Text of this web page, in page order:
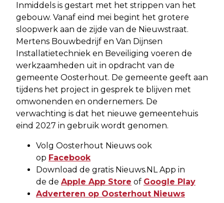
Inmiddels is gestart met het strippen van het
gebouw. Vanaf eind mei begint het grotere
sloopwerk aan de zijde van de Nieuwstraat.
Mertens Bouwbedrijf en Van Dijnsen
Installatietechniek en Beveiliging voeren de
werkzaamheden uit in opdracht van de
gemeente Oosterhout. De gemeente geeft aan
tijdens het project in gesprek te blijven met
omwonenden en ondernemers. De
verwachting is dat het nieuwe gemeentehuis
eind 2027 in gebruik wordt genomen.
Volg Oosterhout Nieuws ook
op Facebook
Download de gratis Nieuws.NL App in
de de Apple App Store of Google Play
Adverteren op Oosterhout Nieuws